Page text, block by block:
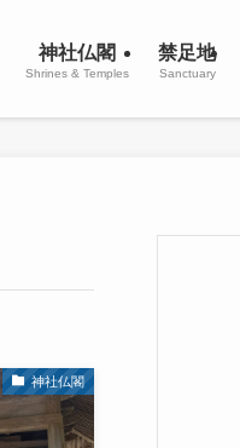
神社仏閣
Shrines & Temples
禁足地
Sanctuary
神社仏閣